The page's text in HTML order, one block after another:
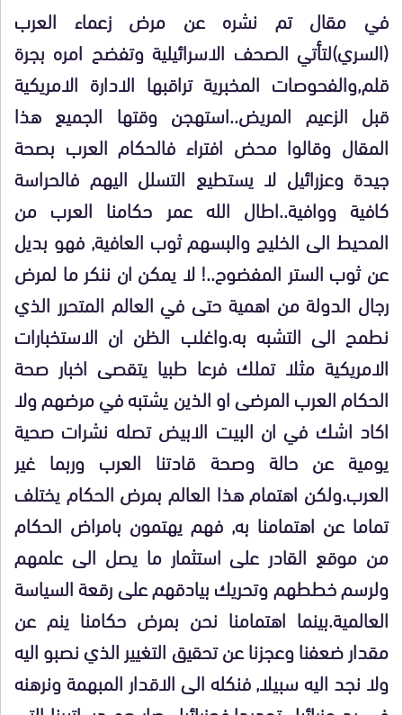
في مقال تم نشره عن مرض زعماء العرب
(السري)لتأتي الصحف الاسرائيلية وتفضح امره بجرة
قلم,والفحوصات المخبرية تراقبها الادارة الامريكية
قبل الزعيم المريض..استهجن وقتها الجميع هذا
المقال وقالوا محض افتراء فالحكام العرب بصحة
جيدة وعزرائيل لا يستطيع التسلل اليهم فالحراسة
كافية ووافية..اطال الله عمر حكامنا العرب من
المحيط الى الخليج والبسهم ثوب العافية, فهو بديل
عن ثوب الستر المفضوح..! لا يمكن ان ننكر ما لمرض
رجال الدولة من اهمية حتى في العالم المتحرر الذي
نطمح الى التشبه به.واغلب الظن ان الاستخبارات
الامريكية مثلا تملك فرعا طبيا يتقصى اخبار صحة
الحكام العرب المرضى او الذين يشتبه في مرضهم ولا
اكاد اشك في ان البيت الابيض تصله نشرات صحية
يومية عن حالة وصحة قادتنا العرب وربما غير
العرب.ولكن اهتمام هذا العالم بمرض الحكام يختلف
تماما عن اهتمامنا به, فهم يهتمون بامراض الحكام
من موقع القادر على استثمار ما يصل الى علمهم
ولرسم خططهم وتحريك بيادقهم على رقعة السياسة
العالمية.بينما اهتمامنا نحن بمرض حكامنا ينم عن
مقدار ضعفنا وعجزنا عن تحقيق التغيير الذي نصبو اليه
ولا نجد اليه سبيلا, فنكله الى الاقدار المبهمة ونرهنه